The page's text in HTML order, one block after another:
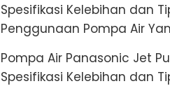
Spesifikasi Kelebihan dan
Penggunaan Pompa Air
Pompa Air Panasonic Jet
Spesifikasi Kelebihan dan